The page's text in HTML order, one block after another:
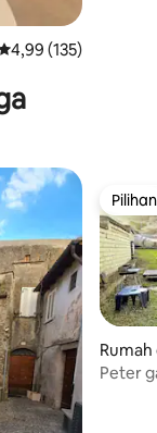
rata-rata 4,99
4,99 (135)
Rumah
Peter